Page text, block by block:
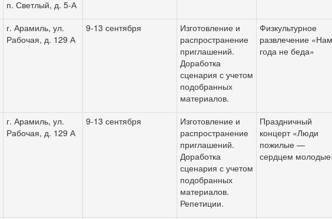
п. Светлый, д.5-А
г. Арамиль, ул.
Рабочая, д. 129 А
9-13 сентября
Изготовление и
распространение
приглашений.
Доработка
сценария с учетом
подобранных
материалов.
Физкультурное
развлечение «Нам
года не беда»
г. Арамиль, ул.
Рабочая, д. 129 А
9-13 сентября
Изготовление и
распространение
приглашений.
Доработка
сценария с учетом
подобранных
материалов.
Репетиции.
Праздничный
концерт «Люди
пожилые —
сердцем